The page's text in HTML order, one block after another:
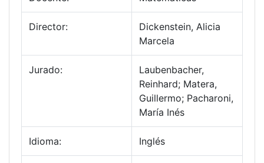
Director:
Dickenstein, Alicia
Marcela
Jurado:
Laubenbacher,
Reinhard; Matera,
Guillermo; Pacharoni,
María Inés
Idioma: Inglés